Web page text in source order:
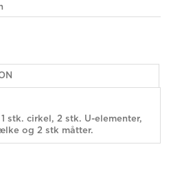
stk. cirkel, 2 stk. U-elementer,
og 2 stk måtter.